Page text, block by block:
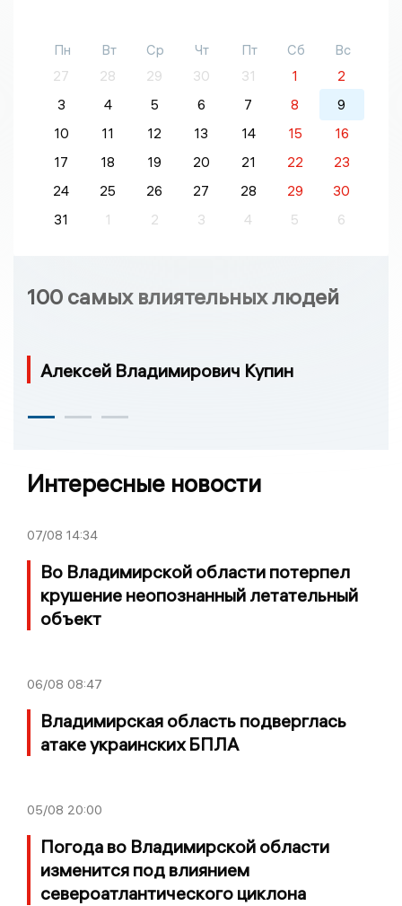
Пн Вт Ср Чт Пт Сб
Вс
27
28 29 30 31 1
2
3
4 5 6 7 8
9
10
11 12 13 14 15
16
17
18 19 20 21 22
23
24
25 26 27 28 29
30
31
1 2 3 4 5 6
100 самых влиятельных людей
Алексей Владимирович Купин
Интересные новости
07/08 14:34
Во Владимирской области потерпел
крушение неопознанный летательный
объект
06/08 08:47
Владимирская область подверглась
атаке украинских БПЛА
05/08 20:00
Погода во Владимирской области
изменится под влиянием
североатлантического циклона